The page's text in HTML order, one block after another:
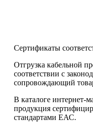
Сертификаты
Отгрузка кабельной
соответствии с
сопровождающий
В каталоге интернет-
продукция
стандартами ЕАС.